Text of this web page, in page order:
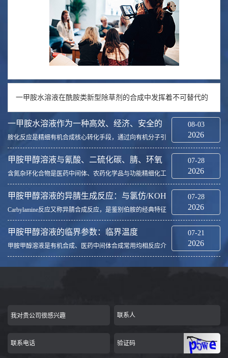
一甲胺水溶液在酰胺类新型除草剂的合成中发挥着不可替代的
作用
一甲胺水溶液作为一种高效、经济、安全的
胺化试剂广泛应用
胺化反应是精细有机合成核心转化手段，通过向有机分子引
入氨基结构，制备医药、农药、染料、表面活性剂等众多关
键中间体。可供选择的胺化试剂品类繁多，包括气态一甲
08-03
2026
甲胺甲醇溶液与氰酸、二硫化碳、腈、环氧
化物的加成反应：含氮杂环合成的关键步骤
含氮杂环化合物是医药中间体、农药化学品与功能精细化工
材料的核心骨架，其高效、高选择性合成一直是有机合成工
艺的研究重点。在众多合成路径中，以甲胺甲醇溶液为亲核
07-28
2026
甲胺甲醇溶液的异腈生成反应：与氯仿/KOH
醇溶液加热的Carbylamine反应机理
Carbylamine反应又称异腈合成反应，是鉴别伯胺的经典特征
反应，甲胺甲醇溶液作为典型脂肪伯胺体系，在氯仿、醇相
氢氧化钾共同作用并加热条件下，能够发生转化生成甲基异
07-28
2026
甲胺甲醇溶液的临界参数：临界温度
156.9℃、临界压力4.154kPa对超临界工艺的
启示
甲胺甲醇溶液是有机合成、医药中间体合成常用均相反应介
质，体系由极性甲胺与甲醇互溶构成，实测临界温度
156.9℃、临界压力4.154MPa，两组临界参数界定了该流体气
07-21
2026